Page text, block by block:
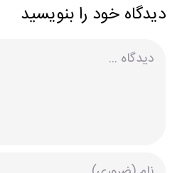
دیدگاه خود را بنویسید